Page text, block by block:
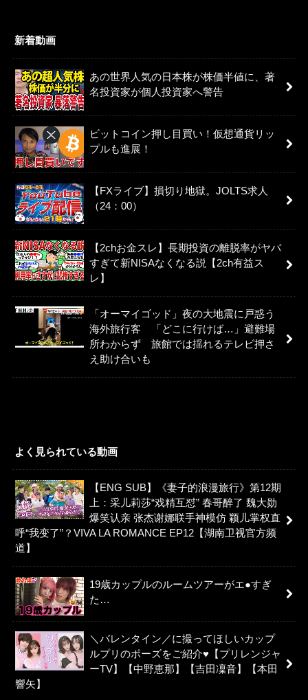
新着動画
あの世界人気の日本株が株価半値に、著
名投資家が個人投資家へ警告
ビットコイン押し目買い！仮想通貨リッ
プルも進展！
【FXライブ】損切り地獄。JOLTS求人
（24：00）
【2chお金スレ】長期投資の離脱率がヤバ
すぎて新NISAなくなる説【2ch有益ス
レ】
「オーマイゴッド」夜の大地震に戸惑う
海外旅行客 「どこに行けば…」避難場
所わからず 旅館では揺れるテレビ押さ
え助け合いも
よく見られている動画
【ENG SUB】《妻子的浪漫旅行》第12期
上：采儿莉莎“戏精互怼” 春哥醉了 魏大勋
爆笑认亲 张杰谢娜联手神模仿 颖儿掌权直
呼“我变了”？VIVA LA ROMANCE EP12【湖南卫视官方频
道】
19歳カップルのルームツアーがエ●すぎ
た…
＼バレンタイン／に撮ってほしいカップ
ルプリのポーズをご紹介♥【プリレンジャ
ーTV】【中野恵那】【吉田凜音】【本田
響矢】